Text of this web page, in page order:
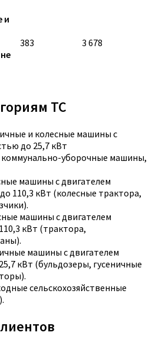
и
383 3 678
ТС
и колесные машины с
до 25,7 кВт
уборочные машины,
машины с двигателем
110,3 кВт (колесные трактора,
машины с двигателем
кВт (трактора,
машины с двигателем
кВт (бульдозеры, гусеничные
сельскохозяйственные